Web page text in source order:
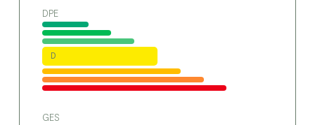
DPE
D
GES